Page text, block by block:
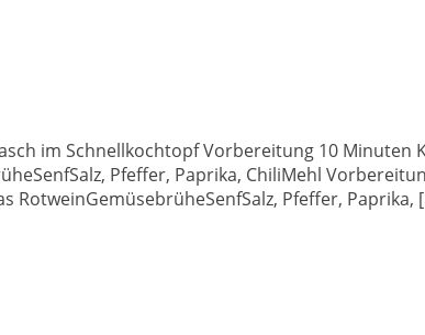
im Schnellkochtopf Vorbereitung 10 Minuten
Pfeffer, Paprika, ChiliMehl
RotweinGemüsebrüheSenfSalz, Pfeffer, Paprika,